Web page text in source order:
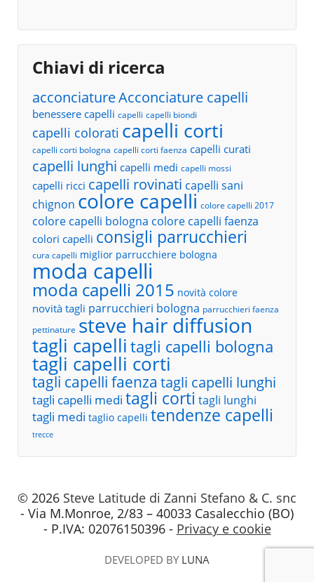
Chiavi di ricerca
acconciatureAcconciature capelli
benessere capelli capelli capelli biondi
capelli colorati capelli corti
capelli corti bologna capelli corti faenza capelli curati
capelli lunghi capelli medi capelli mossi
capelli ricci capelli rovinati capelli sani
chignon colore capelli colore capelli 2017
colore capelli bologna colore capelli faenza
colori capelli consigli parrucchieri
cura capelli miglior parrucchiere bologna
moda capelli
moda capelli 2015 novità colore
novità tagli parrucchieri bologna parrucchieri faenza
pettinature steve hair diffusion
tagli capelli tagli capelli bologna
tagli capelli corti
tagli capelli faenza tagli capelli lunghi
tagli capelli medi tagli corti tagli lunghi
tagli medi taglio capelli tendenze capelli
trecce
© 2026 Steve Latitude di Zanni Stefano & C. snc
- Via M.Monroe, 2/83 – 40033 Casalecchio (BO)
- P.IVA: 02076150396 - Privacy e cookie
DEVELOPED BY LUNA